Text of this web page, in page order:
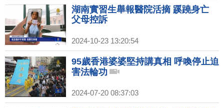
湖南實習生舉報醫院活摘 蹊蹺身亡
父母控訴
2024-10-23 13:20:54
95歲香港婆婆堅持講真相 呼喚停止迫
害法輪功
2024-07-20 08:37:03